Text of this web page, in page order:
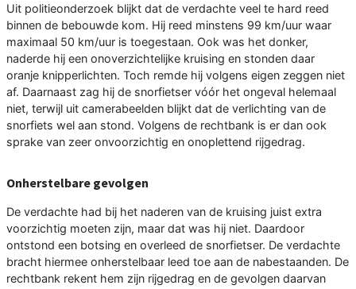
Uit politieonderzoek blijkt dat de verdachte veel te hard reed
binnen de bebouwde kom. Hij reed minstens 99 km/uur waar
maximaal 50 km/uur is toegestaan. Ook was het donker,
naderde hij een onoverzichtelijke kruising en stonden daar
oranje knipperlichten. Toch remde hij volgens eigen zeggen niet
af. Daarnaast zag hij de snorfietser vóór het ongeval helemaal
niet, terwijl uit camerabeelden blijkt dat de verlichting van de
snorfiets wel aan stond. Volgens de rechtbank is er dan ook
sprake van zeer onvoorzichtig en onoplettend rijgedrag.
Onherstelbare gevolgen
De verdachte had bij het naderen van de kruising juist extra
voorzichtig moeten zijn, maar dat was hij niet. Daardoor
ontstond een botsing en overleed de snorfietser. De verdachte
bracht hiermee onherstelbaar leed toe aan de nabestaanden. De
rechtbank rekent hem zijn rijgedrag en de gevolgen daarvan